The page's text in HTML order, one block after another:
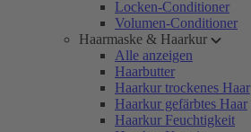
Locken-Conditioner
Volumen-Conditioner
Haarmaske & Haarkur
Alle anzeigen
Haarbutter
Haarkur trockenes Haar
Haarkur gefärbtes Haar
Haarkur Feuchtigkeit